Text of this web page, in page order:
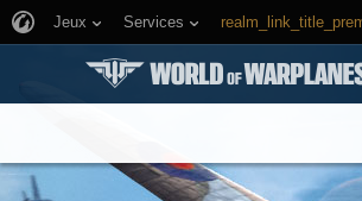
Jeux Services